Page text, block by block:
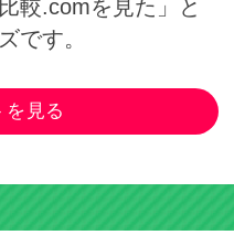
較.comを見た」と
です。
見る